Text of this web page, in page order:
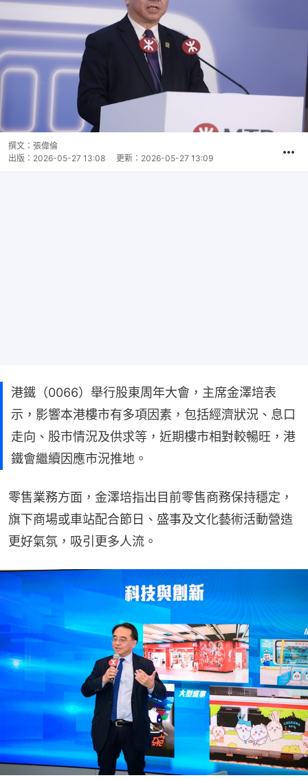
撰文： 張偉倫
出版： 2026-05-27 13:08 更新： 2026-05-27 13:09
港鐵（0066）舉行股東周年大會，主席金澤培表
示，影響本港樓市有多項因素，包括經濟狀況、息口
走向、股市情況及供求等，近期樓市相對較暢旺，港
鐵會繼續因應市況推地。
零售業務方面，金澤培指出目前零售商務保持穩定，
旗下商場或車站配合節日、盛事及文化藝術活動營造
更好氣氛，吸引更多人流。